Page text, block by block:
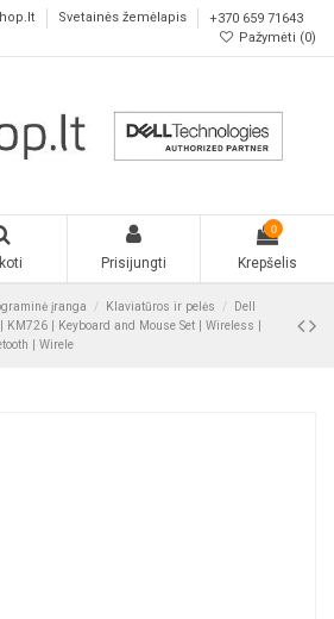
Svetainės žemėlapis
+370 659 71643
Pažymėti (0)
Prisijungti
0
Krepšelis
įranga Klaviatūros ir pelės
Dell
KM726 | Keyboard and Mouse Set | Wireless |
| Wirele